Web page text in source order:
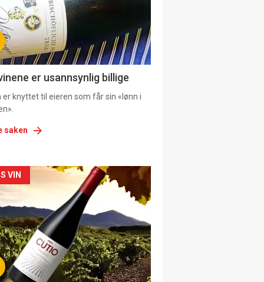
er usannsynlig billige
er knyttet til eieren som får sin «lønn i
saken
VIN